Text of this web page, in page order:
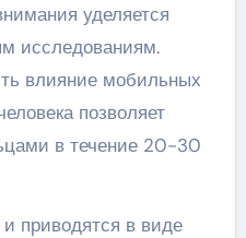
уделяется
исследованиям.
влияние мобильных
позволяет
в течение 20-30
приводятся в виде